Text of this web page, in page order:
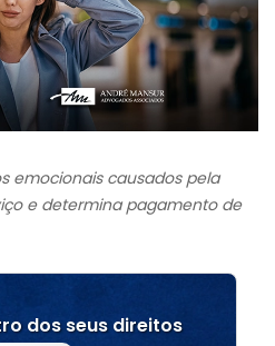
emocionais causados pela
e determina pagamento de
dos seus direitos